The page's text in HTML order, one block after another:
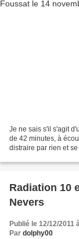
Je ne sais s'il s'agit
de 42 minutes, à
distraire par rien et
Radiation 10
Nevers
Publié le 12/12/2011
Par dolphy00